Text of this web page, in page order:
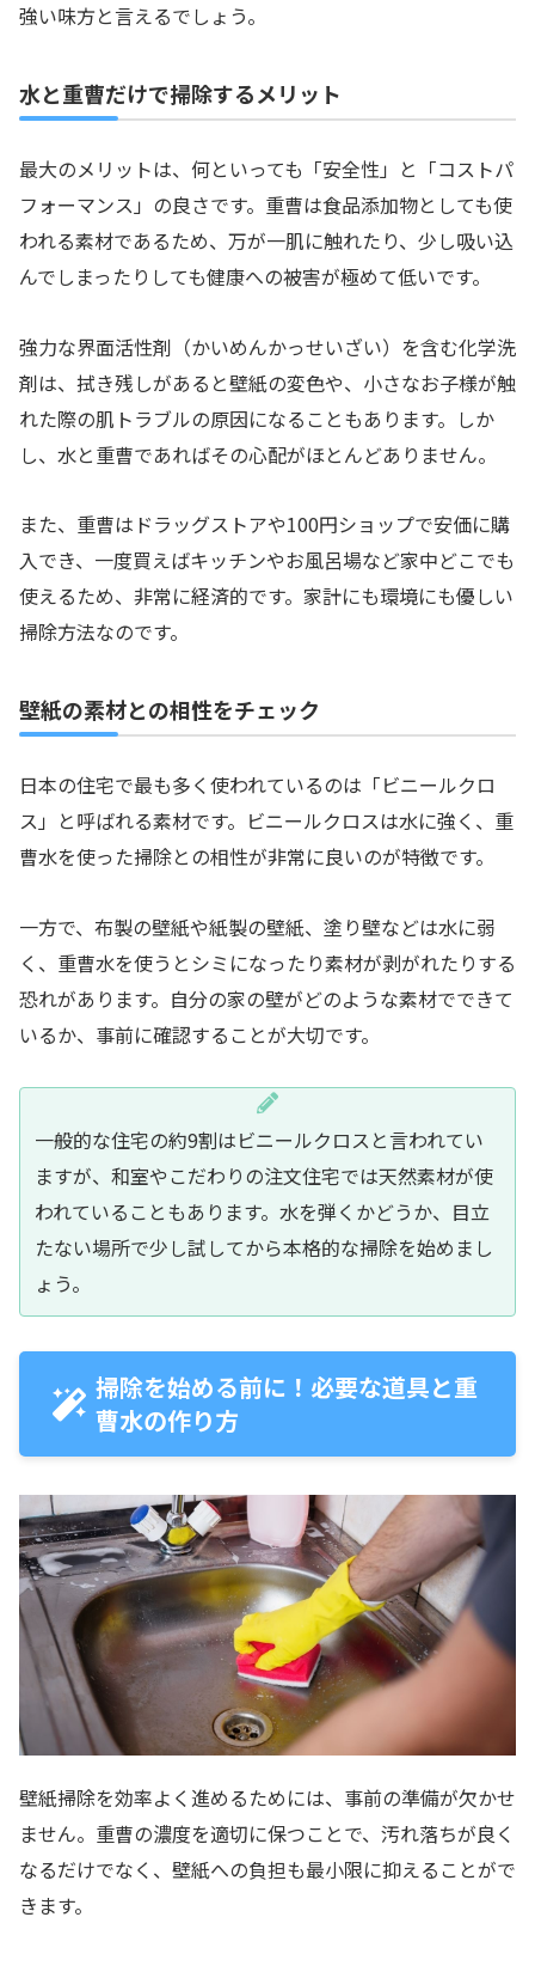
強い味方と言えるでしょう。
水と重曹だけで掃除するメリット
最大のメリットは、何といっても「安全性」と「コストパ
フォーマンス」の良さです。重曹は食品添加物としても使
われる素材であるため、万が一肌に触れたり、少し吸い込
んでしまったりしても健康への被害が極めて低いです。
強力な界面活性剤（かいめんかっせいざい）を含む化学洗
剤は、拭き残しがあると壁紙の変色や、小さなお子様が触
れた際の肌トラブルの原因になることもあります。しか
し、水と重曹であればその心配がほとんどありません。
また、重曹はドラッグストアや100円ショップで安価に購
入でき、一度買えばキッチンやお風呂場など家中どこでも
使えるため、非常に経済的です。家計にも環境にも優しい
掃除方法なのです。
壁紙の素材との相性をチェック
日本の住宅で最も多く使われているのは「ビニールクロ
ス」と呼ばれる素材です。ビニールクロスは水に強く、重
曹水を使った掃除との相性が非常に良いのが特徴です。
一方で、布製の壁紙や紙製の壁紙、塗り壁などは水に弱
く、重曹水を使うとシミになったり素材が剥がれたりする
恐れがあります。自分の家の壁がどのような素材でできて
いるか、事前に確認することが大切です。
一般的な住宅の約9割はビニールクロスと言われてい
ますが、和室やこだわりの注文住宅では天然素材が使
われていることもあります。水を弾くかどうか、目立
たない場所で少し試してから本格的な掃除を始めまし
ょう。
掃除を始める前に！必要な道具と重
曹水の作り方
壁紙掃除を効率よく進めるためには、事前の準備が欠かせ
ません。重曹の濃度を適切に保つことで、汚れ落ちが良く
なるだけでなく、壁紙への負担も最小限に抑えることがで
きます。